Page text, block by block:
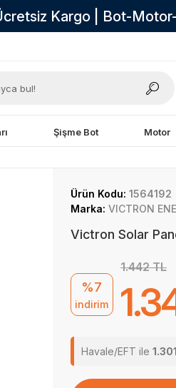
Kargo | Bot-
Şişme Bot Motor
Ürün Kodu: 1564192
Marka: VICTRON
Victron Solar
%7
indirim
1.442 TL
Havale/EFT ile